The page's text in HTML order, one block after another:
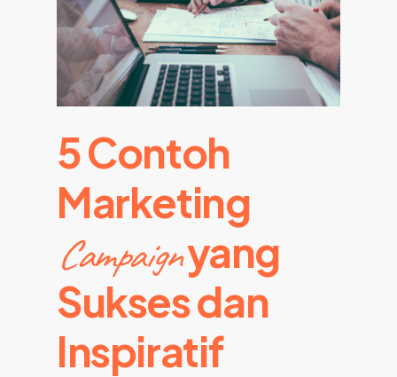
5 Contoh
Marketing
Campaignyang
Sukses dan
Inspiratif